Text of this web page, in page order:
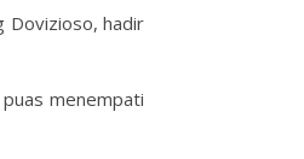
Dovizioso, hadir
menempati